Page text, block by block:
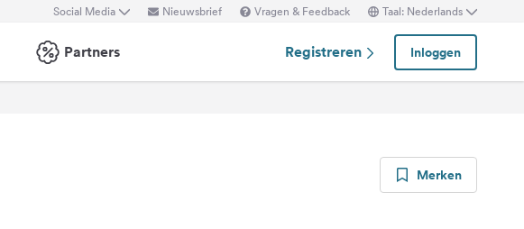
Social Media Nieuwsbrief Vragen & Feedback Taal: Nederlands
Partners Registreren Inloggen
Merken